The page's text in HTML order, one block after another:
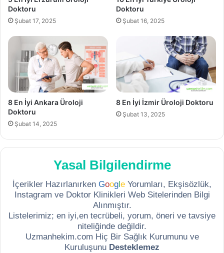
Doktoru
Şubat 17, 2025
Doktoru
Şubat 16, 2025
8 En İyi Ankara Üroloji
Doktoru
Şubat 14, 2025
8 En İyi İzmir Üroloji Doktoru
Şubat 13, 2025
Yasal Bilgilendirme
İçerikler Hazırlanırken Goog e Yorumları, Ekşisözlük,
Instagram ve Doktor Klinikleri Web Sitelerinden Bilgi
Alınmıştır.
Listelerimiz; en iyi,en tecrübeli, yorum, öneri ve tavsiye
niteliğinde değildir.
Uzmanhekim.com Hiç Bir Sağlık Kurumunu ve
Kuruluşunu Desteklemez